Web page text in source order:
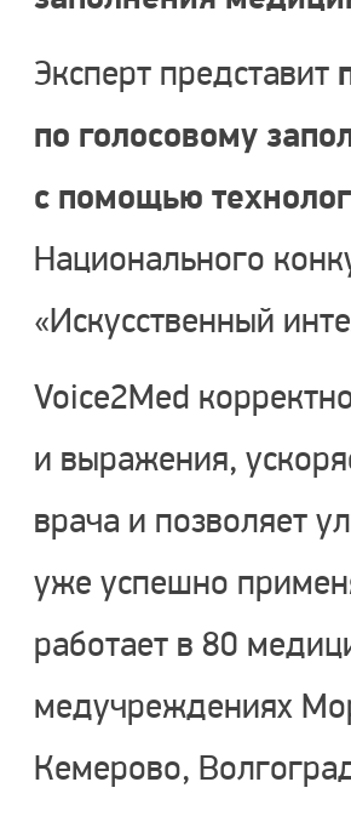
Эксперт представит
по голосовому
с помощью
Национального
«Искусственный
Voice2Med
и выражения,
врача и позволяет
уже успешно
работает в 80
медучреждениях
Кемерово,